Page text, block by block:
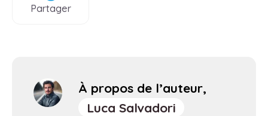
Partager
À propos de l’auteur,
Luca Salvadori